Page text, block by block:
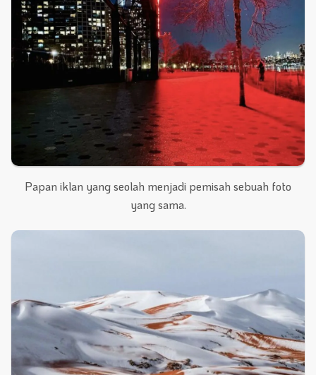
Papan iklan yang seolah menjadi pemisah sebuah foto
yang sama.